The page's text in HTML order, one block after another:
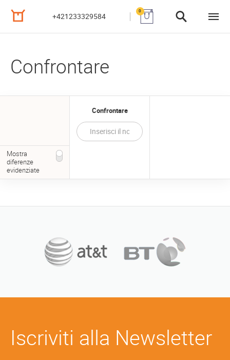
+421233329584
0
Confrontare
Confrontare
Mostra
diferenze
evidenziate
Iscriviti alla Newsletter